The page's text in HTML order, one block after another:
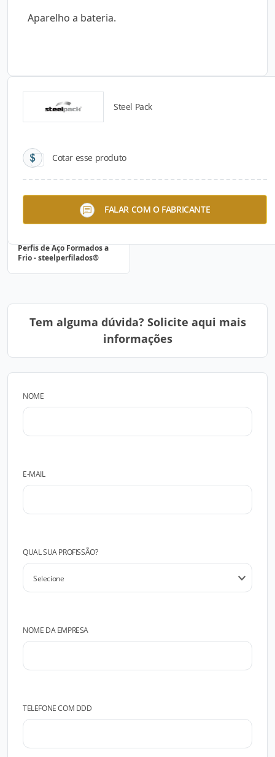
Aparelho a bateria.
Steel Pack
Cotar esse produto
FALAR COM O FABRICANTE
Catálogos para Download
Perfis de Aço Formados a
Frio - steelperfilados®
Tem alguma dúvida? Solicite aqui mais
informações
NOME
E-MAIL
QUAL SUA PROFISSÃO?
NOME DA EMPRESA
TELEFONE COM DDD